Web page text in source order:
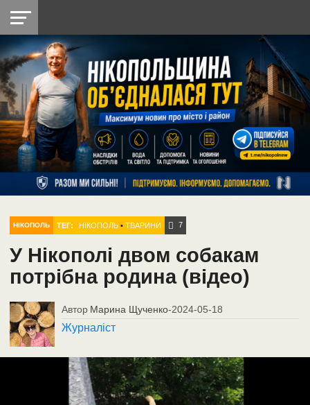
НІКОПОЛЬ
РАЙОН
СІЧЕСЛАВСЬКА
УКРАЇНА
РЕТРО
НІКОПОЛЬ
ЛАЙТ
УКРАЇНА
ДОПОМОГА
РАДІО
НІКОПОЛЬ ТЕГ: НІКОПОЛЬ •ТВАРИНИ 7
У Нікополі двом собакам
потрібна родина (відео)
Автор Марина Щученко-2024-05-18
Журналіст